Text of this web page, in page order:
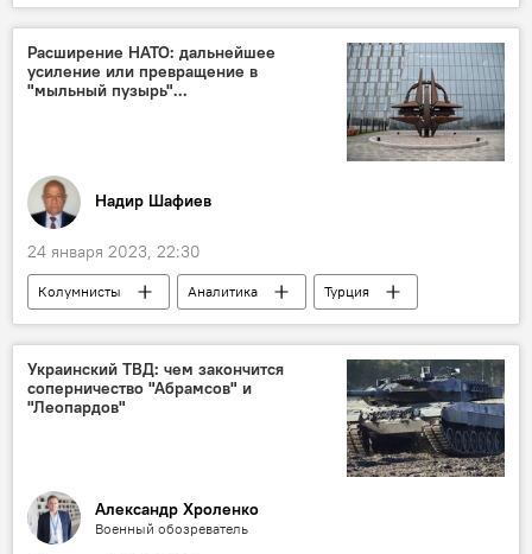
Государственная филармония имени Муслима Магомаева
Зал камерной и органной музыки Азербайджанской государственной филармонии
концерт
Расширение НАТО: дальнейшее
усиление или превращение в
"мыльный пузырь"...
Надир Шафиев
24 января 2023, 22:30
Колумнисты Аналитика
Турция
Политика
Швеция
Финляндия
Украинский ТВД: чем закончится
соперничество "Абрамсов" и
"Леопардов"
Александр Хроленко
Военный обозреватель